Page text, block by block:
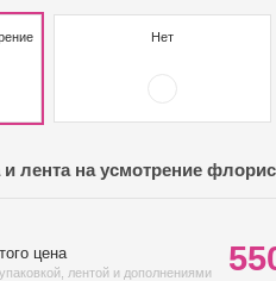
Нет
и лента на усмотрение
цена
лентой и дополнениями